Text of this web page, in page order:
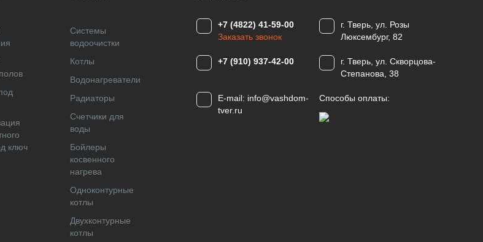
ключ
Системы
водоочистки
Котлы
Водонагреватели
Радиаторы
Cчетчики для
воды
Бойлеры
косвенного
нагрева
Одноконтурные
котлы
Двухконтурные
котлы
+7 (4822) 41-59-00
Заказать звонок
г. Тверь, ул. Розы
Люксембург, 82
+7 (910) 937-42-00
г. Тверь, ул. Скворцова-
Степанова, 38
E-mail: info@vashdom-
tver.ru
Способы оплаты: